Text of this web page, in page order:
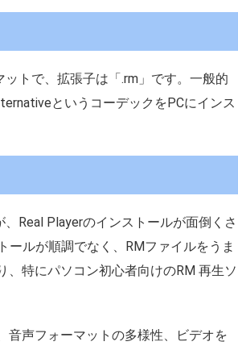
トで、拡張子は「.rm」です。一般的
というコーデックをPCにインス
Real Playerのインストールが面倒くさ
ールが順調でなく、RMファイルをうま
、特にパソコン初心者向けのRM 再生ソ
音声フォーマットの多様性、ビデオを